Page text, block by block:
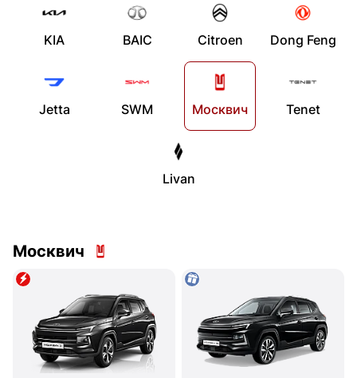
KIA BAIC Citroen Dong Feng
Jetta SWM Москвич Tenet
Livan
Москвич